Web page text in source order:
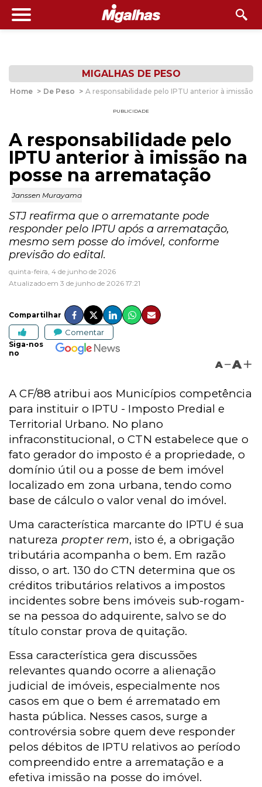
MIGALHAS DE PESO
Home > De Peso > A responsabilidade pelo IPTU anterior à imissão
PUBLICIDADE
A responsabilidade pelo
IPTU anterior à imissão na
posse na arrematação
Janssen Murayama
STJ reafirma que o arrematante pode
responder pelo IPTU após a arrematação,
mesmo sem posse do imóvel, conforme
previsão do edital.
quinta-feira, 4 de junho de 2026
Atualizado em 3 de junho de 2026 17:21
Compartilhar
Comentar
Siga-nos
no
A A
A CF/88 atribui aos Municípios competência
para instituir o IPTU - Imposto Predial e
Territorial Urbano. No plano
infraconstitucional, o CTN estabelece que o
fato gerador do imposto é a propriedade, o
domínio útil ou a posse de bem imóvel
localizado em zona urbana, tendo como
base de cálculo o valor venal do imóvel.
Uma característica marcante do IPTU é sua
natureza propter rem, isto é, a obrigação
tributária acompanha o bem. Em razão
disso, o art. 130 do CTN determina que os
créditos tributários relativos a impostos
incidentes sobre bens imóveis sub-rogam-
se na pessoa do adquirente, salvo se do
título constar prova de quitação.
Essa característica gera discussões
relevantes quando ocorre a alienação
judicial de imóveis, especialmente nos
casos em que o bem é arrematado em
hasta pública. Nesses casos, surge a
controvérsia sobre quem deve responder
pelos débitos de IPTU relativos ao período
compreendido entre a arrematação e a
efetiva imissão na posse do imóvel.